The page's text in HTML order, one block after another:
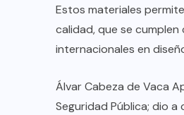
Estos materiales
calidad, que se cumplen
internacionales en
Álvar Cabeza de Vaca
Seguridad Pública; dio a